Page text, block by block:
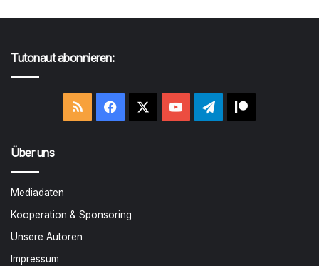
Tutonaut abonnieren:
RSS Facebook YouTubeTelegram
Über uns
Mediadaten
Kooperation & Sponsoring
Unsere Autoren
Impressum